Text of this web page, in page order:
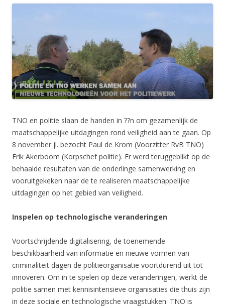
TNO en politie slaan de handen in ??n om gezamenlijk de
maatschappelijke uitdagingen rond veiligheid aan te gaan. Op
8 november jl. bezocht Paul de Krom (Voorzitter RvB TNO)
Erik Akerboom (Korpschef politie). Er werd teruggeblikt op de
behaalde resultaten van de onderlinge samenwerking en
vooruitgekeken naar de te realiseren maatschappelijke
uitdagingen op het gebied van veiligheid.
Inspelen op technologische veranderingen
Voortschrijdende digitalisering, de toenemende
beschikbaarheid van informatie en nieuwe vormen van
criminaliteit dagen de politieorganisatie voortdurend uit tot
innoveren. Om in te spelen op deze veranderingen, werkt de
politie samen met kennisintensieve organisaties die thuis zijn
in deze sociale en technologische vraagstukken. TNO is